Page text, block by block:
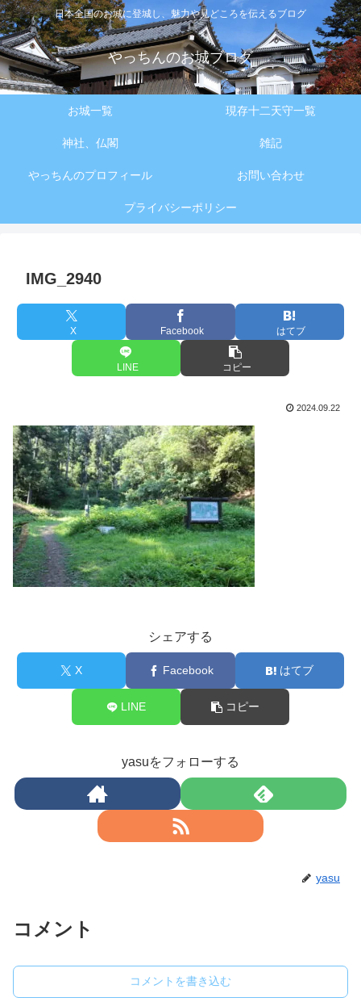
日本全国のお城に登城し、魅力や見どころを伝えるブログ
やっちんのお城ブログ
お城一覧 現存十二天守一覧
神社、仏閣 雑記
やっちんのプロフィール お問い合わせ
プライバシーポリシー
IMG_2940
X Facebook はてブ
LINE コピー
2024.09.22
シェアする
X Facebook はてブ
LINE コピー
yasuをフォローする
yasu
コメント
コメントを書き込む